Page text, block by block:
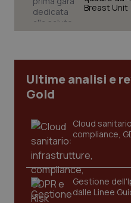
Breast Unit
Ultime analisi e
Gold
Cloud
compliance,
Gestione
dalle Linee
protette del sito. Il sito
funzionare